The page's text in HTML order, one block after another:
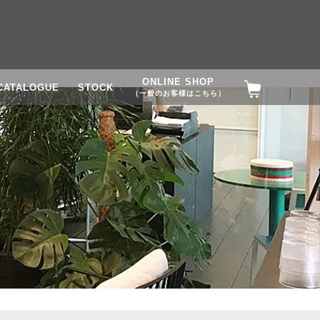
STOCK
ONLINE SHOP
（一般のお客様はこちら）